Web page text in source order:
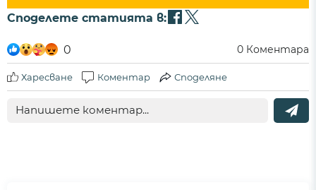
Споделете статията в:
0 0 Коментара
Харесване Коментар Споделяне